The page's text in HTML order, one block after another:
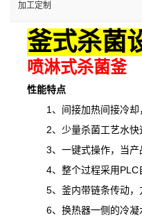
加工定制
釜式杀菌
喷淋式杀菌釜
性能特点
1、间接加热间接冷却，
2、少量杀菌工艺水快速
3、一键式操作，当产品
4、整个过程采用PLC自
5、釜内带链条传动，
6、换热器一侧的冷凝